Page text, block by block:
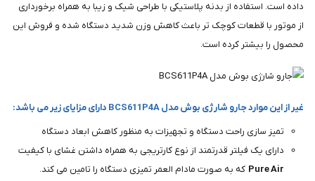
داده است. استفاده از بدنه پلاستیکی با طراحی شیک و زیبا به همراه برخورداری
از موتور با قطعات کوچک تر باعث کاهش وزن شدید دستگاه شده و فروش این
محصول را بیشتر کرده است.
غیر از این موارد جارو شارژی بوش مدل BCS611P4A دارای مزایای زیر می باشد:
تمیز سازی راحت دستگاه و تجهیزات به منظور کاهش ابعاد دستگاه
دارای یک فیلتر قدرتمند از نوع کارتریجی به همراه داشتن غشای با کیفیت
Pure Air که به صورت مادام العمر تمیزی دستگاه را تامین می کند.